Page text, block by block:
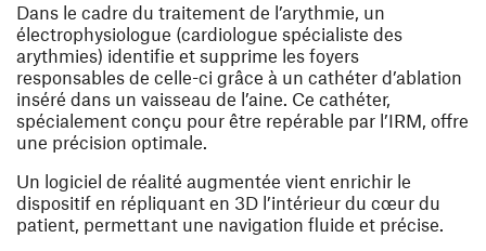
Dans le cadre du traitement de l’arythmie, un
électrophysiologue (cardiologue spécialiste des
arythmies) identifie et supprime les foyers
responsables de celle-ci grâce à un cathéter d’ablation
inséré dans un vaisseau de l’aine. Ce cathéter,
spécialement conçu pour être repérable par l’IRM, offre
une précision optimale.
Un logiciel de réalité augmentée vient enrichir le
dispositif en répliquant en 3D l’intérieur du cœur du
patient, permettant une navigation fluide et précise.